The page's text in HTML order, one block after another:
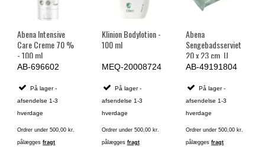
Abena Intensive
Care Creme 70 %
- 100 ml.
AB-696602
På lager -
afsendelse 1-3
hverdage
Ordrer under 500,00 kr.
pålæggesfragt
Klinion Bodylotion -
100 ml
MEQ-20008724
På lager -
afsendelse 1-3
hverdage
Ordrer under 500,00 kr.
pålægges fragt
Abena
Sengebadsserviet
20 x 23 cm, U.
farve og parfume -
AB-49191804
På lager -
afsendelse 1-3
hverdage
Ordrer under 500,00 kr.
pålæggesfragt